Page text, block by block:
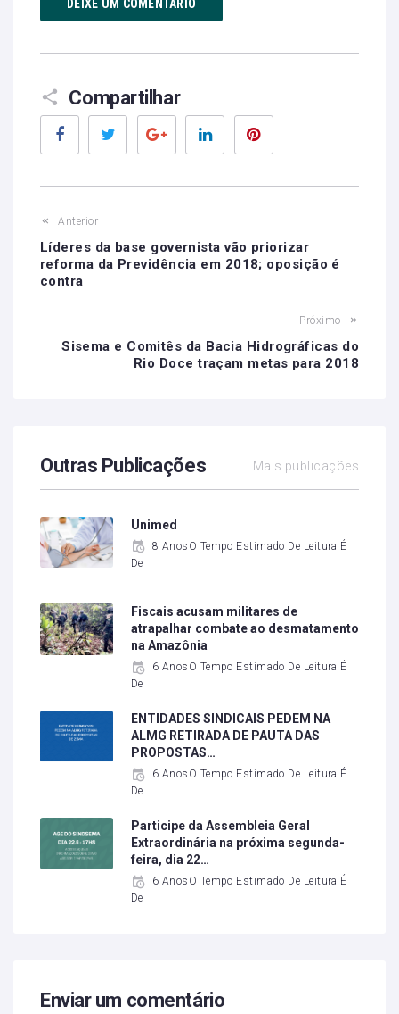
DEIXE UM COMENTÁRIO
Compartilhar
Facebook Twitter Google+ LinkedIn
Anterior
Líderes da base governista vão priorizar
reforma da Previdência em 2018; oposição é
contra
Próximo
Sisema e Comitês da Bacia Hidrográficas do
Rio Doce traçam metas para 2018
Outras Publicações Mais publicações
Unimed
8 AnosO Tempo Estimado De Leitura É
De
Fiscais acusam militares de
atrapalhar combate ao desmatamento
na Amazônia
6 AnosO Tempo Estimado De Leitura É
De
ENTIDADES SINDICAIS PEDEM NA
ALMG RETIRADA DE PAUTA DAS
PROPOSTAS…
6 AnosO Tempo Estimado De Leitura É
De
Participe da Assembleia Geral
Extraordinária na próxima segunda-
feira, dia 22…
6 AnosO Tempo Estimado De Leitura É
De
Enviar um comentário